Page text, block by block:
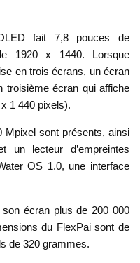
fait 7,8 pouces de
1920 x 1440. Lorsque
en trois écrans, un écran
troisième écran qui affiche
1 440 pixels).
Mpixel sont présents, ainsi
un lecteur d’empreintes
OS 1.0, une interface
écran plus de 200 000
du FlexPai sont de
de 320 grammes.